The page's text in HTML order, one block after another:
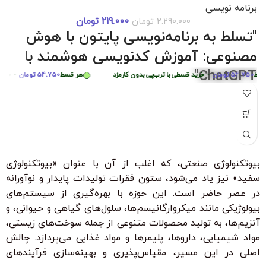
هر قسط 54.750تومان • خرید تومان • خرید قسطی با ترب‌پی بدون کارمزد
برنامه نویسی
2.290.000 تومان 219.000 تومان
"تسلط به برنامه‌نویسی پایتون با هوش
مصنوعی: آموزش کدنویسی هوشمند با
ChatGPT"
"با شرکت در این دوره جامع و کاربردی، به راحتی مهارت‌های
برنامه‌نویسی پایتون را از سطح مبتدی تا پیشرفته با کمک هوش
آموزشی، شما را قادر می‌سازد تا به سرعت الگوریتم‌های پیچیده را
سطوح با زیرنویس فارسی حرفه‌ای و امکان دانلود و تماشای آنلاین."
ویژگی‌های کلیدی:
بدون نیاز به تجربه قبلی برنامه‌نویسی
زیرنویس فارسی با ترجمه حرفه‌ای
۳۰ ٪ تخفیف ویژه برای دانشجویان و دانش آموزان
تومان • خرید قسطی با ترب‌پی بدون کارمزد
هر قسط449.975تومان • خرید قسطی با ترب‌پی بدون کارمزد
بیوتکنولوژی صنعتی، که اغلب از آن با عنوان «بیوتکنولوژی
سفید» نیز یاد می‌شود، ستون فقرات تولیدات پایدار و نوآورانه
در عصر حاضر است. این حوزه با بهره‌گیری از سیستم‌های
بیولوژیکی مانند میکروارگانیسم‌ها، سلول‌های گیاهی و حیوانی، و
آنزیم‌ها، به تولید محصولات متنوعی از جمله سوخت‌های زیستی،
مواد شیمیایی، داروها، پلیمرها و مواد غذایی می‌پردازد. چالش
اصلی در این مسیر، مقیاس‌پذیری و بهینه‌سازی فرآیندهای